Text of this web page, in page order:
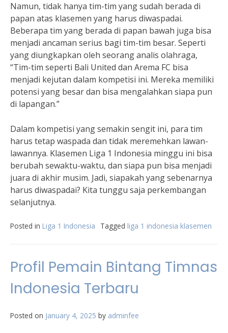
Namun, tidak hanya tim-tim yang sudah berada di
papan atas klasemen yang harus diwaspadai.
Beberapa tim yang berada di papan bawah juga bisa
menjadi ancaman serius bagi tim-tim besar. Seperti
yang diungkapkan oleh seorang analis olahraga,
“Tim-tim seperti Bali United dan Arema FC bisa
menjadi kejutan dalam kompetisi ini. Mereka memiliki
potensi yang besar dan bisa mengalahkan siapa pun
di lapangan.”
Dalam kompetisi yang semakin sengit ini, para tim
harus tetap waspada dan tidak meremehkan lawan-
lawannya. Klasemen Liga 1 Indonesia minggu ini bisa
berubah sewaktu-waktu, dan siapa pun bisa menjadi
juara di akhir musim. Jadi, siapakah yang sebenarnya
harus diwaspadai? Kita tunggu saja perkembangan
selanjutnya.
Posted in Liga 1 Indonesia Tagged liga 1 indonesia klasemen
Profil Pemain Bintang Timnas
Indonesia Terbaru
Posted on January 4, 2025 by adminfee